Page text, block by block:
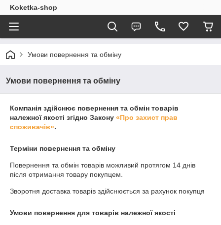
Koketka-shop
Умови повернення та обміну
Умови повернення та обміну
Компанія здійснює повернення та обмін товарів
належної якості згідно Закону «Про захист прав
споживачів».
Терміни повернення та обміну
Повернення та обмін товарів можливий протягом 14 днів
після отримання товару покупцем.
Зворотня доставка товарів здійснюється за рахунок покупця
Умови повернення для товарів належної якості